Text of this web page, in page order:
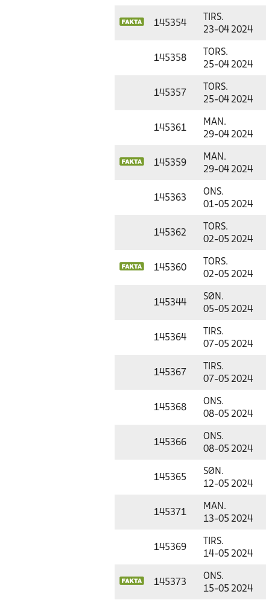
145354
TIRS.
23-04 2024
145358
TORS.
25-04 2024
145357
TORS.
25-04 2024
145361
MAN.
29-04 2024
145359
MAN.
29-04 2024
145363
ONS.
01-05 2024
145362
TORS.
02-05 2024
145360
TORS.
02-05 2024
145344
SØN.
05-05 2024
145364
TIRS.
07-05 2024
145367
TIRS.
07-05 2024
145368
ONS.
08-05 2024
145366
ONS.
08-05 2024
145365
SØN.
12-05 2024
145371
MAN.
13-05 2024
145369
TIRS.
14-05 2024
145373
ONS.
15-05 2024